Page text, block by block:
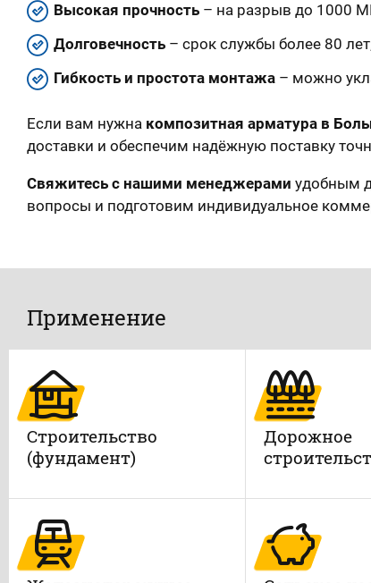
Высокая прочность – на разрыв до 1000
Долговечность – срок службы более 80
Гибкость и простота монтажа – можно
Если вам нужна композитная арматура в
доставки и обеспечим надёжную поставку
Свяжитесь с нашими менеджерами удобным
вопросы и подготовим индивидуальное
Применение
Строительство
(фундамент)
Дорожное